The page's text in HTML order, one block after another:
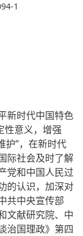
1
新时代中国特色
性意义，增强
护”，在新时代
际社会及时了解
党和中国人民过
的认识，加深对
共中央宣传部
文献研究院、中
治国理政》第四